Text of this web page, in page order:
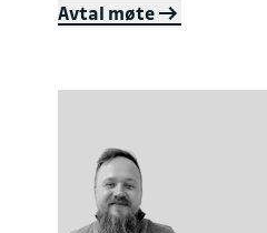
Avtal møte